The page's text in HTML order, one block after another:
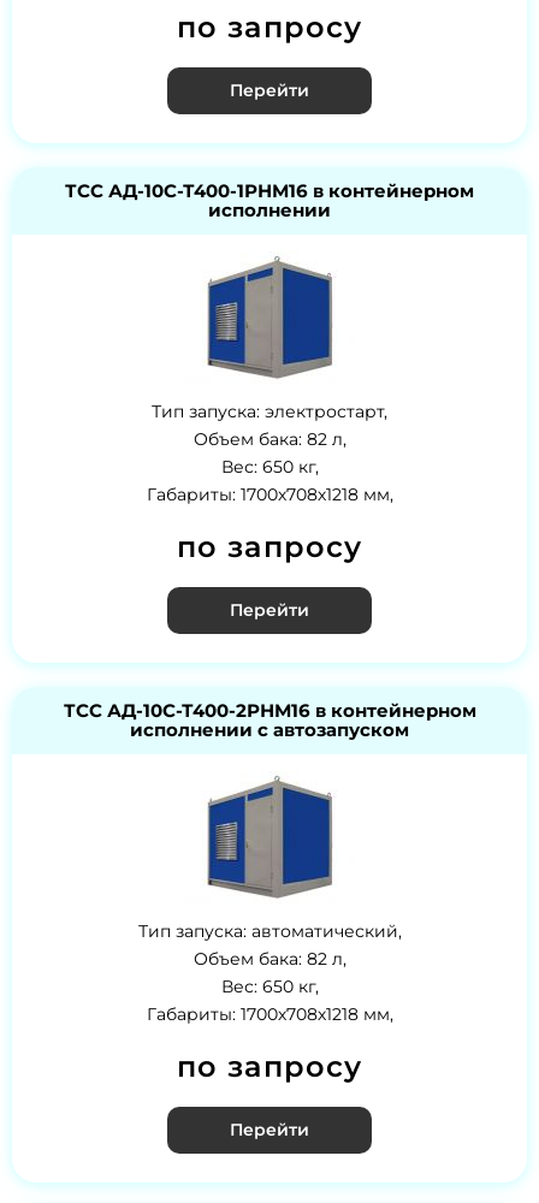
по запросу
Перейти
ТСС АД-10С-Т400-1РНМ16 в контейнерном
исполнении
Тип запуска: электростарт,
Объем бака: 82 л,
Вес: 650 кг,
Габариты: 1700х708х1218 мм,
по запросу
Перейти
ТСС АД-10С-Т400-2РНМ16 в контейнерном
исполнении с автозапуском
Тип запуска: автоматический,
Объем бака: 82 л,
Вес: 650 кг,
Габариты: 1700х708х1218 мм,
по запросу
Перейти